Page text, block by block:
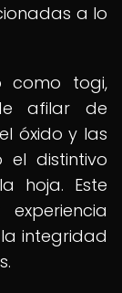
a lo
como togi,
afilar de
óxido y las
el distintivo
hoja. Este
integridad